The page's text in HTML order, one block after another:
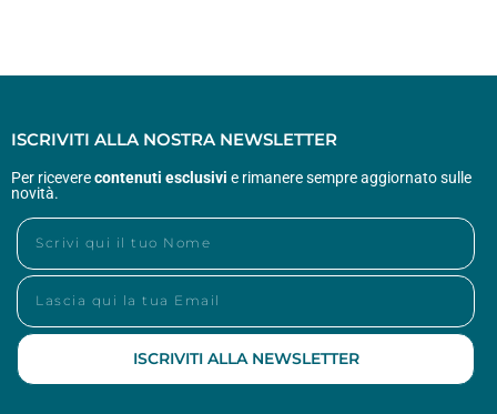
ISCRIVITI ALLA NOSTRA NEWSLETTER
Per riceverecontenuti esclusivi e rimanere sempre aggiornato sulle
novità.
ISCRIVITI ALLA NEWSLETTER